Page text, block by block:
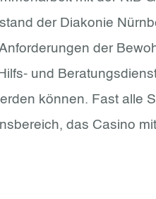
der Diakonie
der
und
können. Fast alle
das Casino